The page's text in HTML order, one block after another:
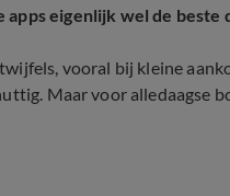
eigenlijk wel de beste
vooral bij kleine
Maar voor alledaagse